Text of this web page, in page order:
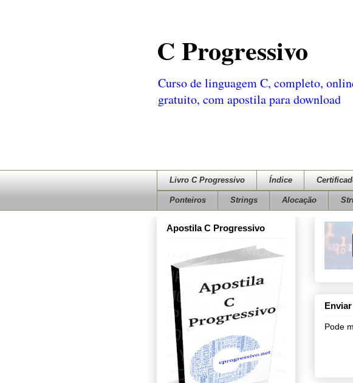
C Progressivo
Curso de linguagem C, completo,
gratuito, com apostila para download
Livro C Progressivo Índice
Ponteiros Strings Alocação
Pode
Apostila C Progressivo